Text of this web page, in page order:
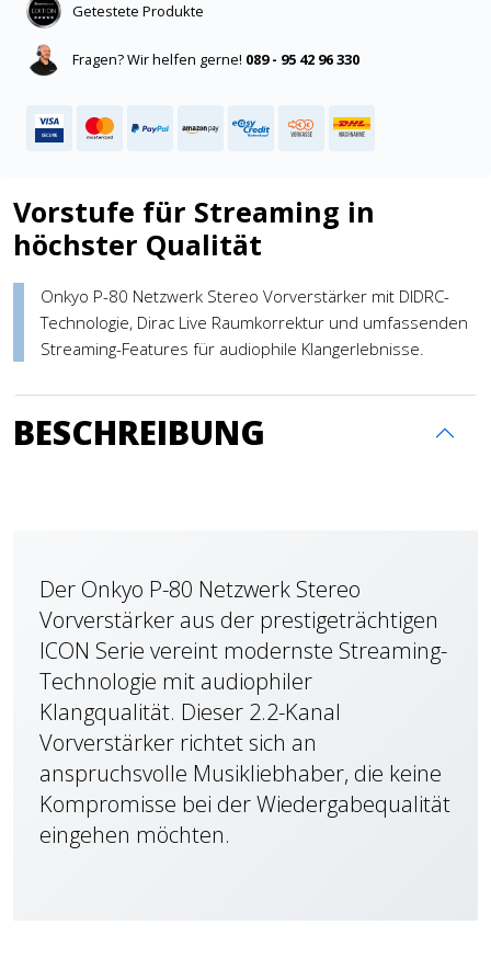
Getestete Produkte
Fragen? Wir helfen gerne! 089 - 95 42 96 330
Vorstufe für Streaming in
höchster Qualität
Onkyo P-80 Netzwerk Stereo Vorverstärker mit DIDRC-
Technologie, Dirac Live Raumkorrektur und umfassenden
Streaming-Features für audiophile Klangerlebnisse.
BESCHREIBUNG
Der Onkyo P-80 Netzwerk Stereo
Vorverstärker aus der prestigeträchtigen
ICON Serie vereint modernste Streaming-
Technologie mit audiophiler
Klangqualität. Dieser 2.2-Kanal
Vorverstärker richtet sich an
anspruchsvolle Musikliebhaber, die keine
Kompromisse bei der Wiedergabequalität
eingehen möchten.